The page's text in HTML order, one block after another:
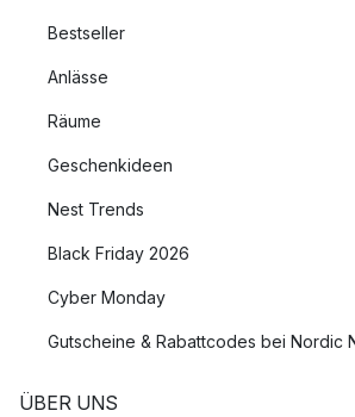
Bestseller
Anlässe
Räume
Geschenkideen
Nest Trends
Black Friday 2026
Cyber Monday
Gutscheine & Rabattcodes bei Nordic
ÜBER UNS